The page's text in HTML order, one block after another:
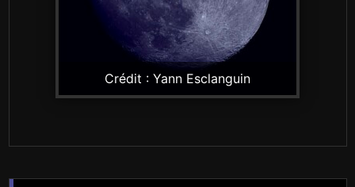
Crédit : Yann Esclanguin